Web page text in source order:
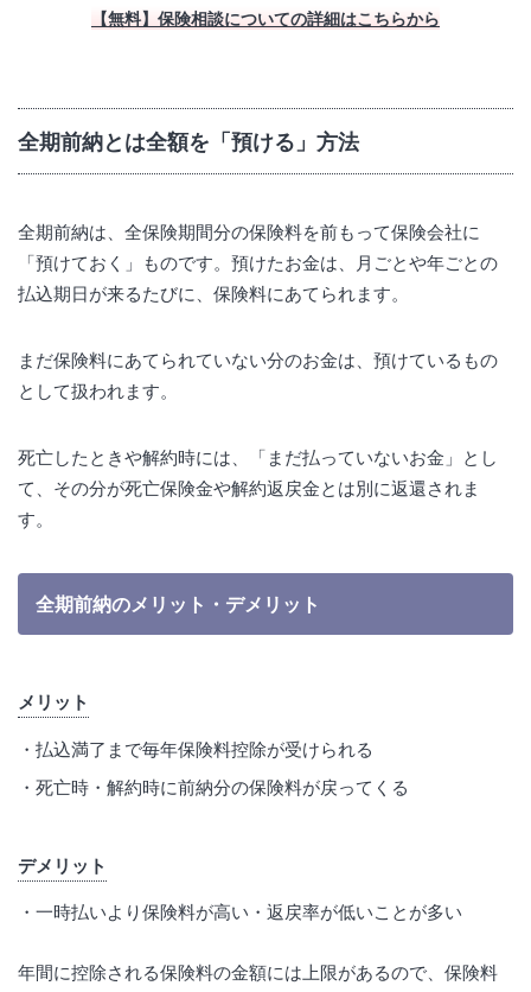
【無料】保険相談についての詳細はこちらから
全期前納とは全額を「預ける」方法
全期前納は、全保険期間分の保険料を前もって保険会社に
「預けておく」ものです。預けたお金は、月ごとや年ごとの
払込期日が来るたびに、保険料にあてられます。
まだ保険料にあてられていない分のお金は、預けているもの
として扱われます。
死亡したときや解約時には、「まだ払っていないお金」とし
て、その分が死亡保険金や解約返戻金とは別に返還されま
す。
全期前納のメリット・デメリット
メリット
払込満了まで毎年保険料控除が受けられる
死亡時・解約時に前納分の保険料が戻ってくる
デメリット
一時払いより保険料が高い・返戻率が低いことが多い
年間に控除される保険料の金額には上限があるので、保険料